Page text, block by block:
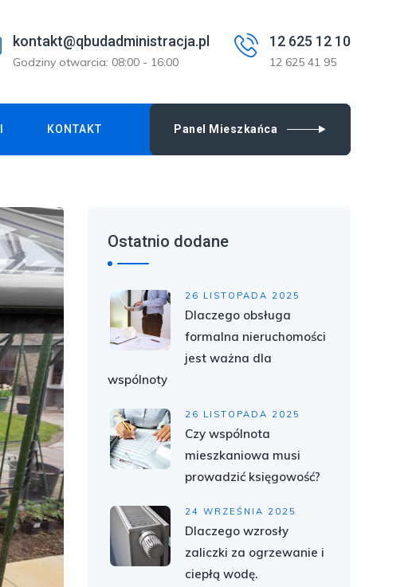
kontakt@qbudadministracja.pl
Godziny otwarcia: 08:00 - 16:00
12 625 12 10
12 625 41 95
KONTAKT Panel Mieszkańca
Ostatnio dodane
26 LISTOPADA 2025
Dlaczego obsługa
formalna nieruchomości
jest ważna dla
wspólnoty
26 LISTOPADA 2025
Czy wspólnota
mieszkaniowa musi
prowadzić księgowość?
24 WRZEŚNIA 2025
Dlaczego wzrosły
zaliczki za ogrzewanie i
ciepłą wodę.